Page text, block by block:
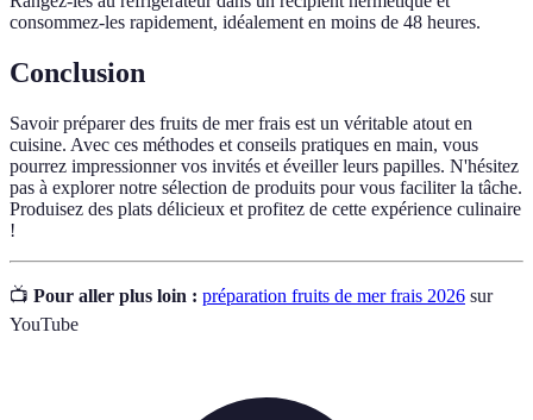
consommez-les rapidement, idéalement en moins de 48 heures.
Conclusion
Savoir préparer des fruits de mer frais est un véritable atout en
cuisine. Avec ces méthodes et conseils pratiques en main, vous
pourrez impressionner vos invités et éveiller leurs papilles. N'hésitez
pas à explorer notre sélection de produits pour vous faciliter la tâche.
Produisez des plats délicieux et profitez de cette expérience culinaire
!
📺 Pour aller plus loin : préparation fruits de mer frais 2026 sur
YouTube